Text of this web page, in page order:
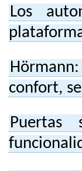
Los
confort,
Puertas